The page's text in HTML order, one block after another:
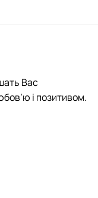
Вас
і позитивом.